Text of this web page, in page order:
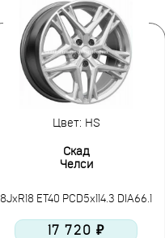
Цвет: HS
Скад
Челси
8JxR18 ET40 PCD5x114.3 DIA66.1
17 720 ₽